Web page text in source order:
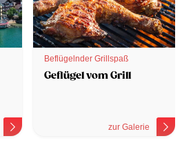
Beflügelnder Grillspaß
Geflügel vom Grill
zur Galerie